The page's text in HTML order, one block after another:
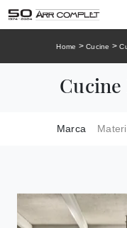
Home >Cucine >
Marca